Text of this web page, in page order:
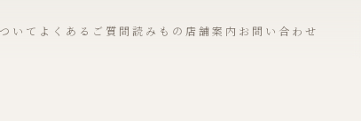
いて よくあるご質問 読みもの 店舗案内 お問い合わせ